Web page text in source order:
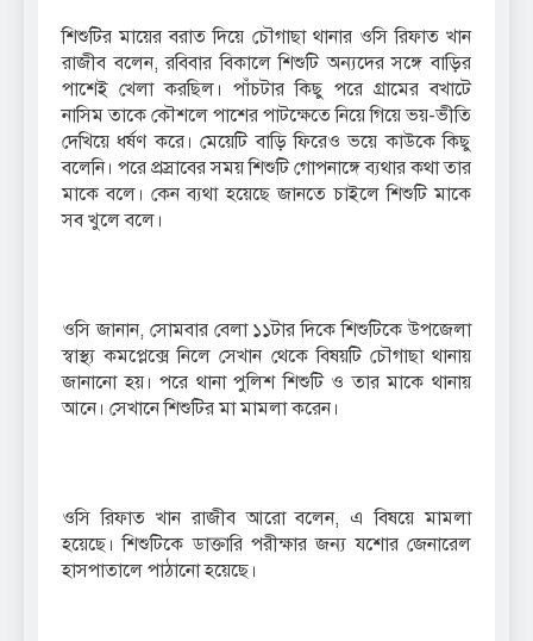
শিশুটির মায়ের বরাত দিয়ে চৌগাছা থানার ওসি রিফাত খান
রাজীব বলেন, রবিবার বিকালে শিশুটি অন্যদের সঙ্গে বাড়ির
পাশেই খেলা করছিল। পাঁচটার কিছু পরে গ্রামের বখাটে
নাসিম তাকে কৌশলে পাশের পাটক্ষেতে নিয়ে গিয়ে ভয়-ভীতি
দেখিয়ে ধর্ষণ করে। মেয়েটি বাড়ি ফিরেও ভয়ে কাউকে কিছু
বলেনি। পরে প্রস্রাবের সময় শিশুটি গোপনাঙ্গে ব্যথার কথা তার
মাকে বলে। কেন ব্যথা হয়েছে জানতে চাইলে শিশুটি মাকে
সব খুলে বলে।
ওসি জানান, সোমবার বেলা ১১টার দিকে শিশুটিকে উপজেলা
স্বাস্থ্য কমপ্লেক্সে নিলে সেখান থেকে বিষয়টি চৌগাছা থানায়
জানানো হয়। পরে থানা পুলিশ শিশুটি ও তার মাকে থানায়
আনে। সেখানে শিশুটির মা মামলা করেন।
ওসি রিফাত খান রাজীব আরো বলেন, এ বিষয়ে মামলা
হয়েছে। শিশুটিকে ডাক্তারি পরীক্ষার জন্য যশোর জেনারেল
হাসপাতালে পাঠানো হয়েছে।